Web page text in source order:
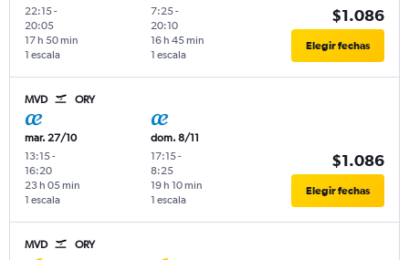
22:15-
20:05
1 escala
17 h 50 min
7:25-
20:10
1 escala
16 h 45 min
$1.086
Elegir fechas
MVD ORY
mar. 27/10
13:15-
16:20
1 escala
23 h 05 min
dom. 8/11
17:15-
8:25
1 escala
19 h 10 min
$1.086
Elegir fechas
MVD ORY